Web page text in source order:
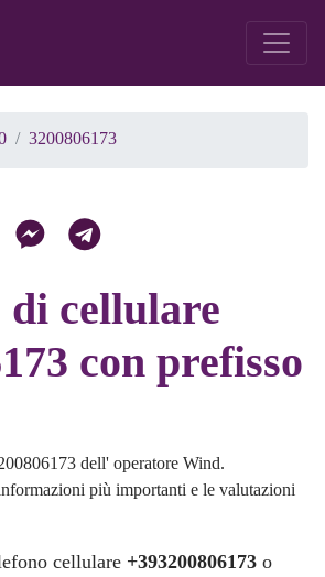
3200806173
di cellulare
con prefisso
dell' operatore Wind.
più importanti e le valutazioni
cellulare +393200806173 o